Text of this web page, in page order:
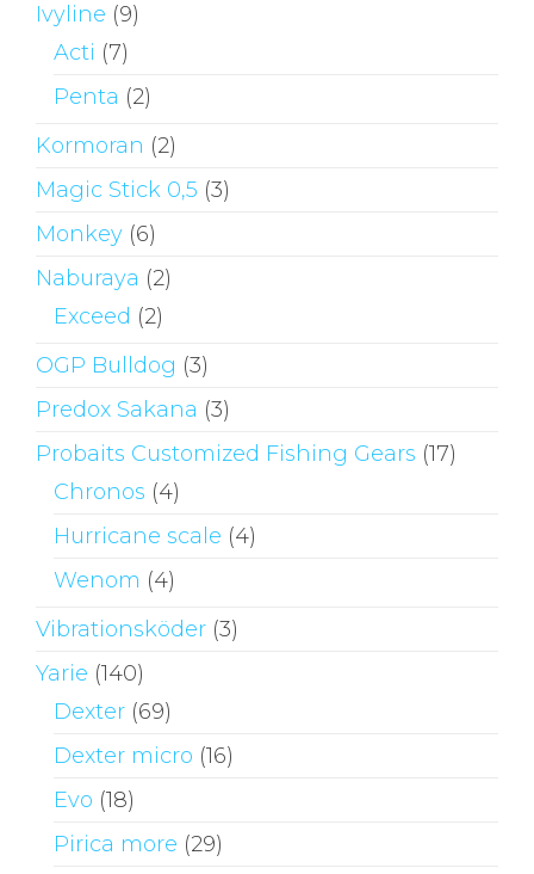
Ivyline (9)
Acti (7)
Penta (2)
Kormoran (2)
Magic Stick 0,5 (3)
Monkey (6)
Naburaya (2)
Exceed (2)
OGP Bulldog (3)
Predox Sakana (3)
Probaits Customized Fishing Gears (17)
Chronos (4)
Hurricane scale (4)
Wenom (4)
Vibrationsköder (3)
Yarie (140)
Dexter (69)
Dexter micro (16)
Evo (18)
Pirica more (29)